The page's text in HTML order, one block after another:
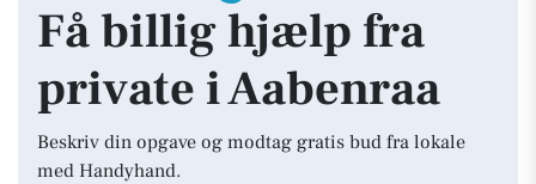
Få billig hjælp fra
private i Aabenraa
Beskriv din opgave og modtag gratis bud fra lokale
med Handyhand.